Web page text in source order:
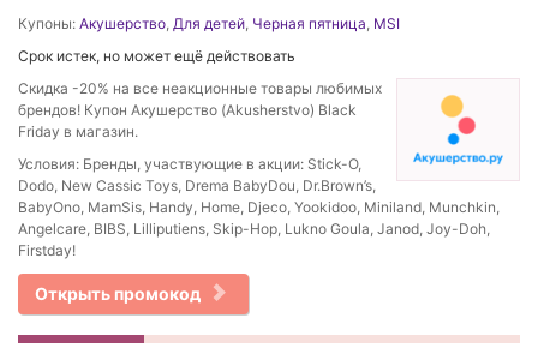
Купоны: Акушерство Для детей Черная пятница MSI
Срок истек, но может ещё действовать
Скидка -20% на все неакционные товары любимых
брендов! Купон Акушерство (Akusherstvo) Black
Friday в магазин.
Условия: Бренды, участвующие в акции: Stick-O,
Dodo, New Cassic Toys, Drema BabyDou, Dr.Brown’s,
BabyOno, MamSis, Handy, Home, Djeco, Yookidoo, Miniland, Munchkin,
Angelcare, BIBS, Lilliputiens, Skip-Hop, Lukno Goula, Janod, Joy-Doh,
Firstday!
Открыть промокод